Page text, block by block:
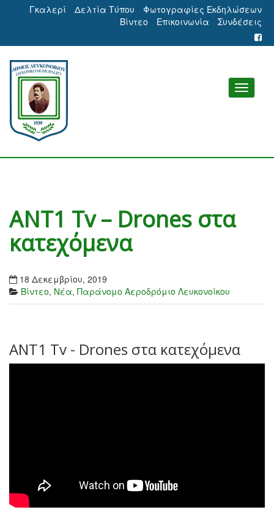
Γκαλερί Δελτία Τύπου
Φωτογραφίες Εκδηλώσεων
Βίντεο
Επικοινωνία Συνδέσεις
ANT1 Tv – Drones στα
κατεχόμενα
18 Δεκεμβρίου, 2019
Βίντεο, Νέα, Παράνομο Αεροδρόμιο Λευκονοίκου
ANT1 Tv - Drones στα κατεχόμενα